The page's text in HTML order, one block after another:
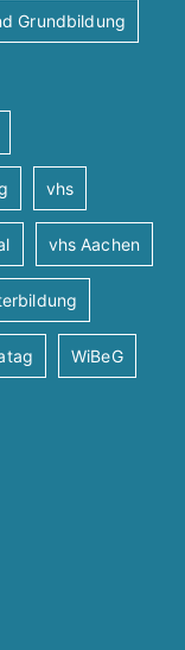
Grundbildung
vhs
vhs Aachen
WiBeG